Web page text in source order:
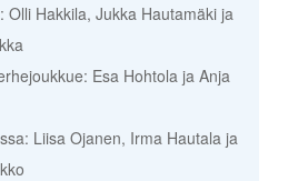
Olli Hakkila, Jukka Hautamäki ja
Esa Hohtola ja Anja
Liisa Ojanen, Irma Hautala ja